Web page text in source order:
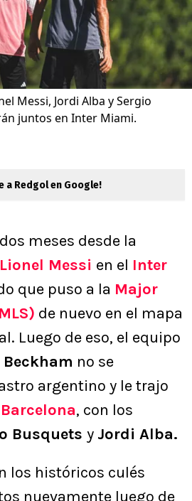
Messi, Jordi Alba y Sergio
juntos en Inter Miami.
a Redgol en Google!
meses desde la
Lionel Messi en el Inter
que puso a la Major
de nuevo en el mapa
Luego de eso, el equipo
no se
argentino y le trajo
Barcelona, con los
Busquets y Jordi Alba.
los históricos culés
nuevamente luego de